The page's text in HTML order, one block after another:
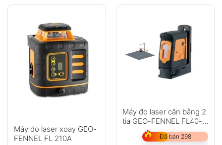
Máy đo laser xoay GEO-
FENNEL FL 210A
Máy đo laser cân bằng 2
tia GEO-FENNEL FL40-
pocket II
Đã bán 298